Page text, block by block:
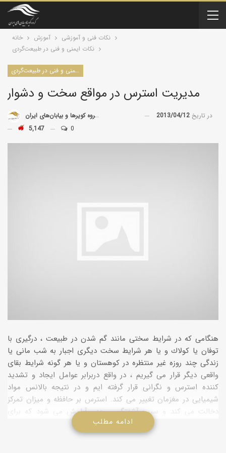
خانه آموزش
نکات فنی و آموزشی
نکات ایمنی و فنی در طبیعت‌گردی
نکات ایمنی و فنی در طبیعت‌گردی
مديريت استرس در مواقع سخت و دشوار
توسط گروه کویرها و بیابان‌های ایران در تاریخ 2013/04/12
5,147
0
هنگامی كه در شرایط سختی مانند گم شدن در طبیعت ، درگیری با
توفان یا كولاك و یا هر شرایط سخت دیگری اجبار به شب مانی یا
زندگی چند روزه غیر منتظره در كوهستان و یا هر گونه شرایط بقای
واقعی دیگر قرار می گیریم ، در واقع دربرابر عوامل ایجاد و تشدید
كننده استرس و نگرانی قرار گرفته ایم و در نتیجه بالانس مواد
شیمیایی در مغزمان تغییر می كند. استرس بر حافظه و میزان تمركز
دخالت می كند و سبب آشفتگی و عدم آرامش می شود كه برای
سلامت مغز بسیار مضر است و روی هم رفته آسودگی خاطر را بر هم
می زند. در این مقاله چگونگی كنترل اضطراب و همینطور ایجاد
ادامه مطلب